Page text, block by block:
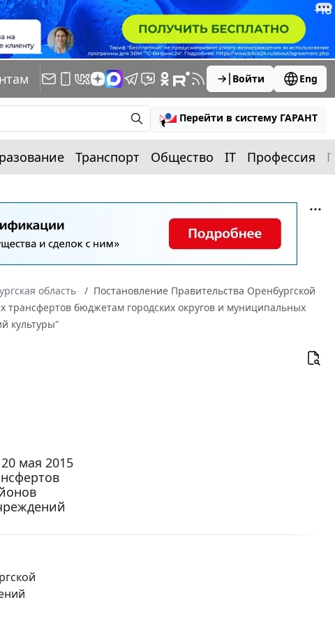
Войти Eng
Перейти в систему ГАРАНТ
Транспорт Общество IT Профессия
область
Постановление Правительства Оренбургской
бюджетам городских округов и муниципальных
культуры"
мая 2015